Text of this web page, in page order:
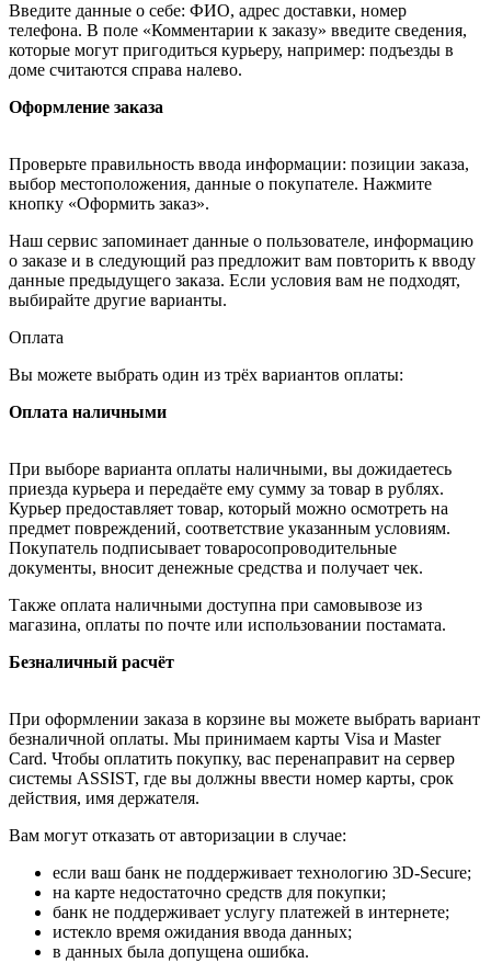
Введите данные о себе: ФИО, адрес доставки, номер
телефона. В поле «Комментарии к заказу» введите сведения,
которые могут пригодиться курьеру, например: подъезды в
доме считаются справа налево.
Оформление заказа
Проверьте правильность ввода информации: позиции заказа,
выбор местоположения, данные о покупателе. Нажмите
кнопку «Оформить заказ».
Наш сервис запоминает данные о пользователе, информацию
о заказе и в следующий раз предложит вам повторить к вводу
данные предыдущего заказа. Если условия вам не подходят,
выбирайте другие варианты.
Оплата
Вы можете выбрать один из трёх вариантов оплаты:
Оплата наличными
При выборе варианта оплаты наличными, вы дожидаетесь
приезда курьера и передаёте ему сумму за товар в рублях.
Курьер предоставляет товар, который можно осмотреть на
предмет повреждений, соответствие указанным условиям.
Покупатель подписывает товаросопроводительные
документы, вносит денежные средства и получает чек.
Также оплата наличными доступна при самовывозе из
магазина, оплаты по почте или использовании постамата.
Безналичный расчёт
При оформлении заказа в корзине вы можете выбрать вариант
безналичной оплаты. Мы принимаем карты Visa и Master
Card. Чтобы оплатить покупку, вас перенаправит на сервер
системы ASSIST, где вы должны ввести номер карты, срок
действия, имя держателя.
Вам могут отказать от авторизации в случае:
если ваш банк не поддерживает технологию 3D-Secure;
на карте недостаточно средств для покупки;
банк не поддерживает услугу платежей в интернете;
истекло время ожидания ввода данных;
в данных была допущена ошибка.